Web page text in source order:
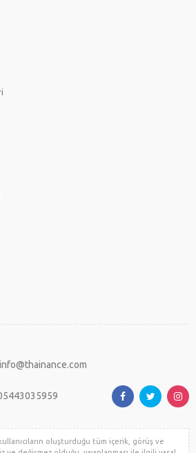
info@thainance.com
oluşturduğu tüm içerik, görüş ve